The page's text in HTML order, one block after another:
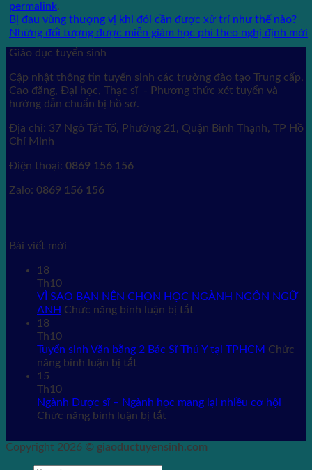
permalink.
Bị đau vùng thượng vị khi đói cần được xử trí như thế nào?
Những đối tượng được miễn giảm học phí theo nghị định mới
Giáo dục tuyển sinh
Cập nhật thông tin tuyển sinh các trường đào tạo Trung cấp,
Cao đăng, Đại học, Thạc sĩ - Phương thức xét tuyển và
hướng dẫn chuẩn bị hồ sơ.
Địa chỉ: 37 Ngô Tất Tố, Phường 21, Quận Bình Thạnh, TP Hồ
Chí Minh
Điện thoại: 0869 156 156
Zalo: 0869 156 156
Bài viết mới
18
Th10
VÌ SAO BẠN NÊN CHỌN HỌC NGÀNH NGÔN NGỮ
ANH Chức năng bình luận bị tắt
BẠN
NGÀNH
ANH
18
Th10
Tuyển sinh Văn bằng 2 Bác Sĩ Thú Y tại TPHCM Chức
năng bình luận bị tắt
Văn
bằng
Bác
15
Th10
Ngành Dược sĩ – Ngành học mang lại nhiều cơ hội
Chức năng bình luận bị tắt
Dược
Copyright 2026 © giaoductuyensinh.com